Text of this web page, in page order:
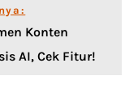
Konten
AI, Cek Fitur!